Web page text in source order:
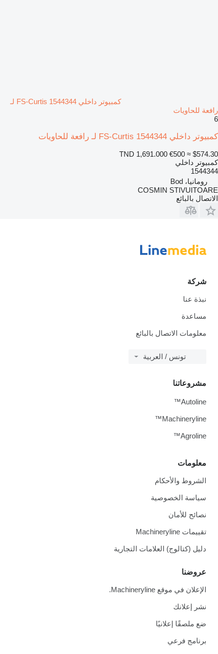
كمبيوتر داخلي FS-Curtis 1544344 لـ
رافعة للحاويات
6
كمبيوتر داخلي FS-Curtis 1544344 لـ رافعة للحاويات
TND 1,691.000 €500 ≈ $574.30
كمبيوتر داخلي
1544344
رومانيا، Bod
COSMIN STIVUITOARE
الاتصال بالبائع
شركة
نبذة عنا
مساعدة
معلومات الاتصال بالبائع
تونس / العربية
معلومات
الشروط والأحكام
سياسة الخصوصية
نصائح للأمان
تقييمات Machineryline
دليل (كتالوج) العلامات التجارية
عروضنا
الإعلان في موقع Machineryline.
نشر إعلانك
ضع ملصقًا إعلانيًا
برنامج فرعي
مشروعاتنا
Autoline™
Machineryline™
Agroline™